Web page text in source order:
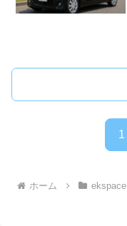
1
ホーム ekspace